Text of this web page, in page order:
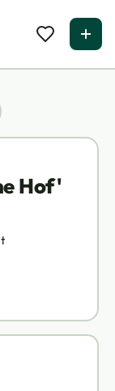
Hof'